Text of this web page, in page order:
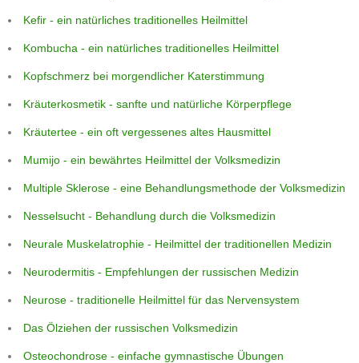
Kefir - ein natürliches traditionelles Heilmittel
Kombucha - ein natürliches traditionelles Heilmittel
Kopfschmerz bei morgendlicher Katerstimmung
Kräuterkosmetik - sanfte und natürliche Körperpflege
Kräutertee - ein oft vergessenes altes Hausmittel
Mumijo - ein bewährtes Heilmittel der Volksmedizin
Multiple Sklerose - eine Behandlungsmethode der Volksmedizin
Nesselsucht - Behandlung durch die Volksmedizin
Neurale Muskelatrophie - Heilmittel der traditionellen Medizin
Neurodermitis - Empfehlungen der russischen Medizin
Neurose - traditionelle Heilmittel für das Nervensystem
Das Ölziehen der russischen Volksmedizin
Osteochondrose - einfache gymnastische Übungen